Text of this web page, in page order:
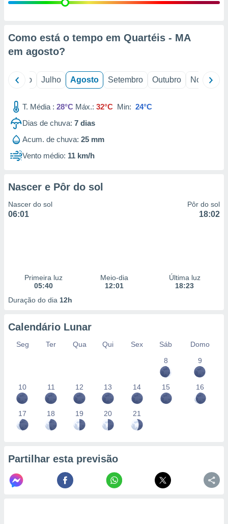
estudos
1199
Como está o tempo em Quartéis - MA
em agosto?
Junho Julho Agosto Setembro Outubro Novembro
T. Média : 28°C Máx.: 32°C Min: 24°C
Dias de chuva: 7 dias
Acum. de chuva: 25 mm
Vento médio: 11 km/h
Nascer e Pôr do sol
Nascer do sol
06:01
Pôr do sol
18:02
Primeira luz
05:40
Meio-dia
12:01
Última luz
18:23
Duração do dia 12h
Calendário Lunar
Seg Ter Qua Qui Sex Sáb
Domo
8
9
10 11 12 13 14 15 16
17 18 19 20 21
Partilhar esta previsão